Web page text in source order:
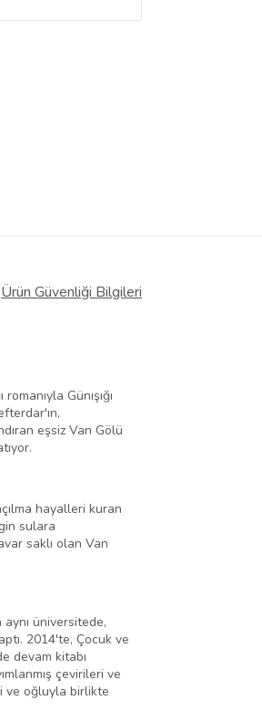
Ürün Güvenliği Bilgileri
Günışığı
eşsiz Van Gölü
hayalleri kuran
sulara
saklı olan Van
üniversitede,
2014'te, Çocuk ve
devam kitabı
çevirileri ve
ve oğluyla birlikte